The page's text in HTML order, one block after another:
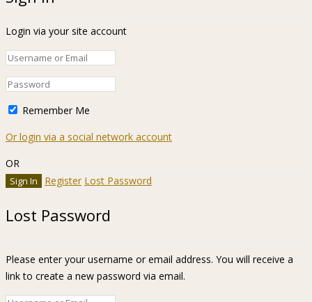
Login via your site account
Remember Me
Or login via a social network account
OR
Register Lost Password
Lost Password
Please enter your username or email address. You will receive a
link to create a new password via email.